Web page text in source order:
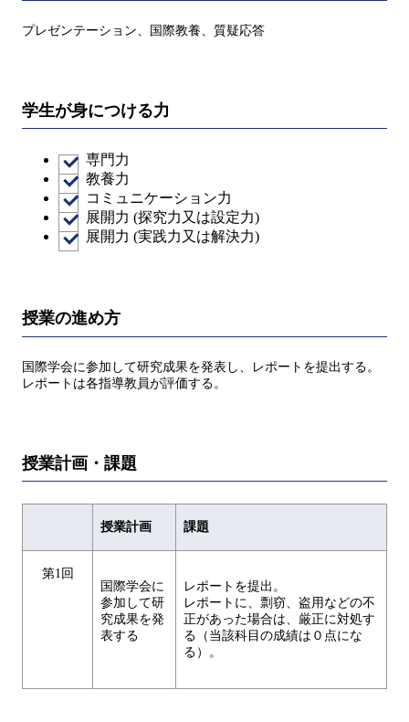
プレゼンテーション、国際教養、質疑応答
学生が身につける力
専門力
教養力
コミュニケーション力
展開力 (探究力又は設定力)
展開力 (実践力又は解決力)
授業の進め方
国際学会に参加して研究成果を発表し、レポートを提出する。
レポートは各指導教員が評価する。
授業計画・課題
授業計画 課題
第1回
国際学会に
参加して研
究成果を発
表する
レポートを提出。
レポートに、剽窃、盗用などの不
正があった場合は、厳正に対処す
る（当該科目の成績は０点にな
る）。